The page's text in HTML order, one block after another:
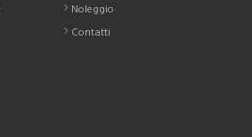
Noleggio
Contatti